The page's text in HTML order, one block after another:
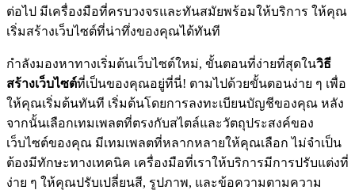
ต่อไป มีเครื่องมือที่ครบวงจรและทันสมัยพร้อมให้บริการ ให้คุณ
เริ่มสร้างเว็บไซต์ที่น่าทึ่งของคุณได้ทันที
กำลังมองหาทางเริ่มต้นเว็บไซต์ใหม่, ขั้นตอนที่ง่ายที่สุดในวิธี
สร้างเว็บไซต์ที่เป็นของคุณอยู่ที่นี่! ตามไปด้วยขั้นตอนง่าย ๆ เพื่อ
ให้คุณเริ่มต้นทันที เริ่มต้นโดยการลงทะเบียนบัญชีของคุณ หลัง
จากนั้นเลือกเทมเพลตที่ตรงกับสไตล์และวัตถุประสงค์ของ
เว็บไซต์ของคุณ มีเทมเพลตที่หลากหลายให้คุณเลือก ไม่จำเป็น
ต้องมีทักษะทางเทคนิค เครื่องมือที่เราให้บริการมีการปรับแต่งที่
ง่าย ๆ ให้คุณปรับเปลี่ยนสี, รูปภาพ, และข้อความตามความ